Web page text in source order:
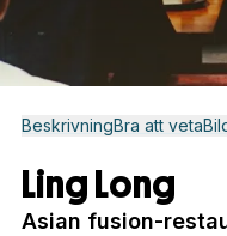
BeskrivningBra att veta
Ling Long
Asian fusion-